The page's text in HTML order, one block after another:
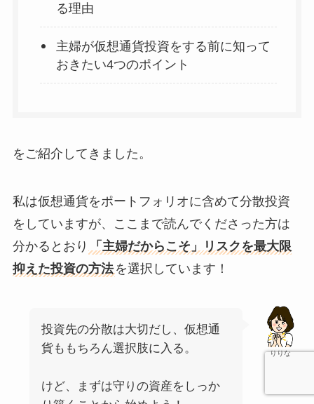
る理由
主婦が仮想通貨投資をする前に知って
おきたい4つのポイント
をご紹介してきました。
私は仮想通貨をポートフォリオに含めて分散投資
をしていますが、ここまで読んでくださった方は
分かるとおり
「主婦だからこそ」リスクを最大限
抑えた投資の方法 を選択しています！
りりな
投資先の分散は大切だし、仮想通
貨ももちろん選択肢に入る。
けど、まずは守りの資産をしっか